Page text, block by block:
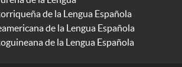
de la Lengua Española
de la Lengua Española
de la Lengua Española